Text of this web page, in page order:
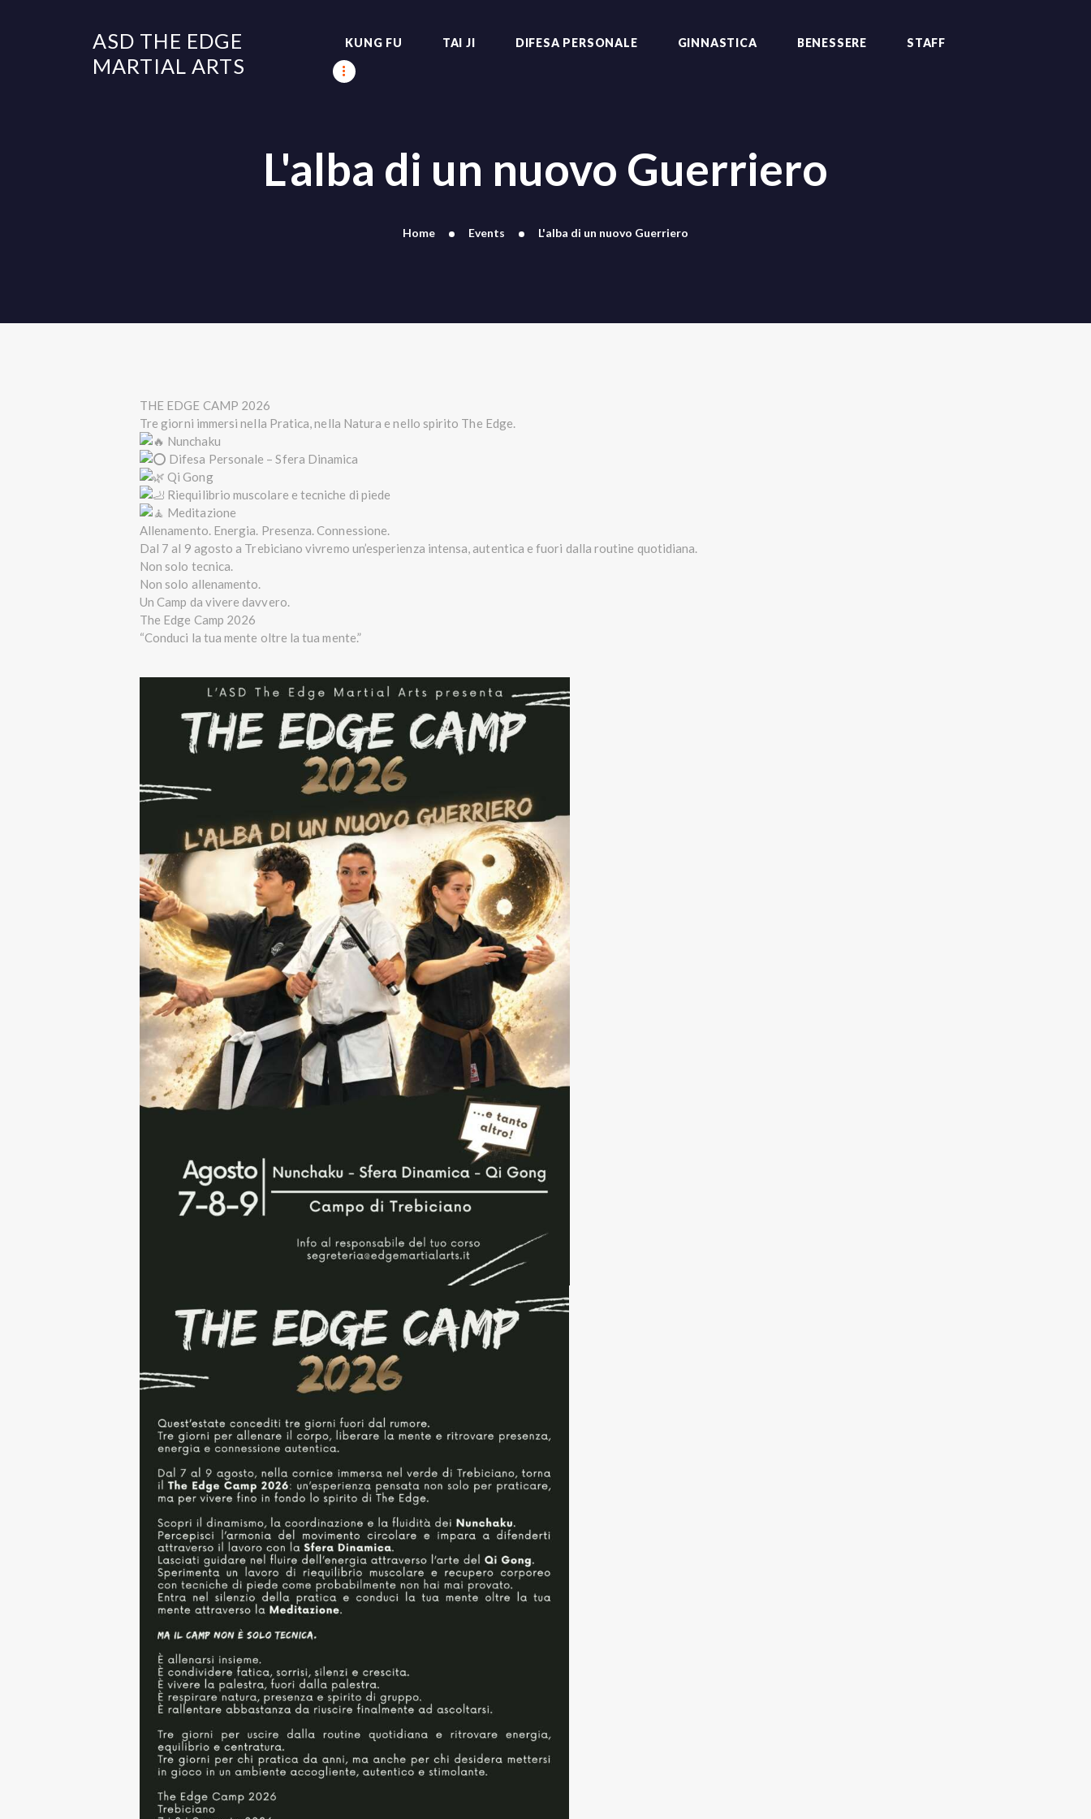
ASD THE EDGE
MARTIAL ARTS
KUNG FU TAI JI DIFESA PERSONALE GINNASTICA BENESSERE STAFF
L'alba di un nuovo Guerriero
Home Events L'alba di un nuovo Guerriero
TAI JI
STAFF
CONTATTI
THE EDGE CAMP 2026
Tre giorni immersi nella Pratica, nella Natura e nello spirito The Edge.
Nunchaku
Difesa Personale – Sfera Dinamica
Qi Gong
Riequilibrio muscolare e tecniche di piede
Meditazione
Allenamento. Energia. Presenza. Connessione.
Dal 7 al 9 agosto a Trebiciano vivremo un’esperienza intensa, autentica e fuori dalla routine quotidiana.
Non solo tecnica.
Non solo allenamento.
Un Camp da vivere davvero.
The Edge Camp 2026
“Conduci la tua mente oltre la tua mente.”